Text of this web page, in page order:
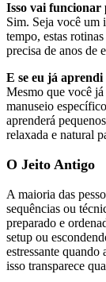
Isso vai funcionar
Sim. Seja você um
tempo, estas
precisa de anos de
E se eu já aprendi
Mesmo que você já
manuseio
aprenderá
relaxada e natural
O Jeito Antigo
A maioria das
sequências ou
preparado e
setup ou
estressante quando
isso transparece